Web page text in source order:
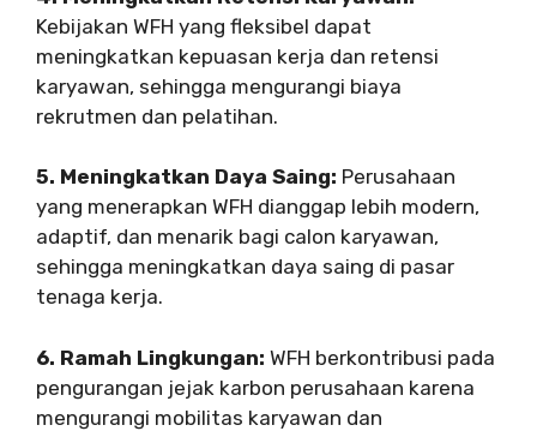
Kebijakan WFH yang fleksibel dapat
meningkatkan kepuasan kerja dan retensi
karyawan, sehingga mengurangi biaya
rekrutmen dan pelatihan.
5. Meningkatkan Daya Saing: Perusahaan
yang menerapkan WFH dianggap lebih modern,
adaptif, dan menarik bagi calon karyawan,
sehingga meningkatkan daya saing di pasar
tenaga kerja.
6. Ramah Lingkungan: WFH berkontribusi pada
pengurangan jejak karbon perusahaan karena
mengurangi mobilitas karyawan dan